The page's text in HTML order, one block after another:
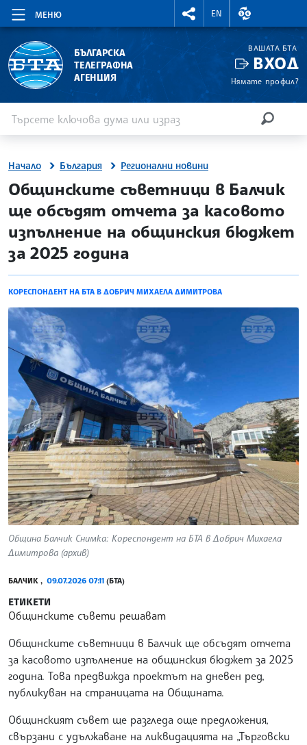
МЕНЮ
RIGHTMENU.SOCIAL
EN
ВАЛУТНИ
БЪЛГАРСКА
ТЕЛЕГРАФНА
АГЕНЦИЯ
ВАШАТА БТА
ВХОД
Нямате профил?
Начало България Регионални новини
site.bta
Общинските съветници в Балчик
ще обсъдят отчета за касовото
изпълнение на общинския бюджет
за 2025 година
КОРЕСПОНДЕНТ НА БТА В ДОБРИЧ МИХАЕЛА ДИМИТРОВА
Община Балчик Снимка: Кореспондент на БТА в Добрич Михаела
Димитрова (архив)
БАЛЧИК , 09.07.2026 07:11 (БТА)
ЕТИКЕТИ
Общинските съвети решават
Общинските съветници в Балчик ще обсъдят отчета
за касовото изпълнение на общинския бюджет за 2025
година. Това предвижда проектът на дневен ред,
публикуван на страницата на Общината.
Общинският съвет ще разгледа още предложения,
свързани с удължаване на ликвидацията на „Търговски